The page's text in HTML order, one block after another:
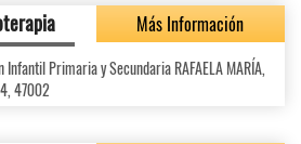
Más Información
Primaria y Secundaria RAFAELA MARÍA,
4, 47002